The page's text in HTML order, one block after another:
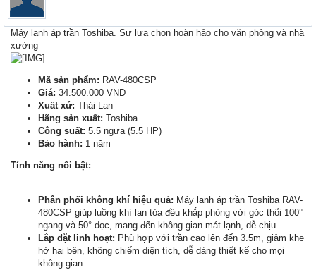
Máy lạnh áp trần Toshiba. Sự lựa chọn hoàn hảo cho văn phòng và nhà
xưởng
Mã sản phẩm: RAV-480CSP
Giá: 34.500.000 VNĐ
Xuất xứ: Thái Lan
Hãng sản xuất: Toshiba
Công suất: 5.5 ngựa (5.5 HP)
Bảo hành: 1 năm
Tính năng nổi bật:
Phân phối không khí hiệu quả: Máy lạnh áp trần Toshiba RAV-
480CSP giúp luồng khí lan tỏa đều khắp phòng với góc thổi 100°
ngang và 50° dọc, mang đến không gian mát lạnh, dễ chịu.
Lắp đặt linh hoạt: Phù hợp với trần cao lên đến 3.5m, giảm khe
hở hai bên, không chiếm diện tích, dễ dàng thiết kế cho mọi
không gian.